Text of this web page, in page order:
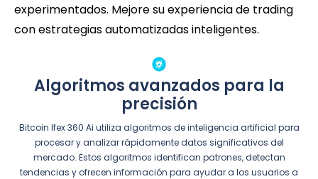
experimentados. Mejore su experiencia de trading
con estrategias automatizadas inteligentes.
Algoritmos avanzados para la
precisión
Bitcoin Ifex 360 Ai utiliza algoritmos de inteligencia artificial para
procesar y analizar rápidamente datos significativos del
mercado. Estos algoritmos identifican patrones, detectan
tendencias y ofrecen información para ayudar a los usuarios a